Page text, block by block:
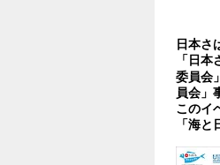
#10代
#関東
日本さ
「日
委員会
員会」
このイ
「海と